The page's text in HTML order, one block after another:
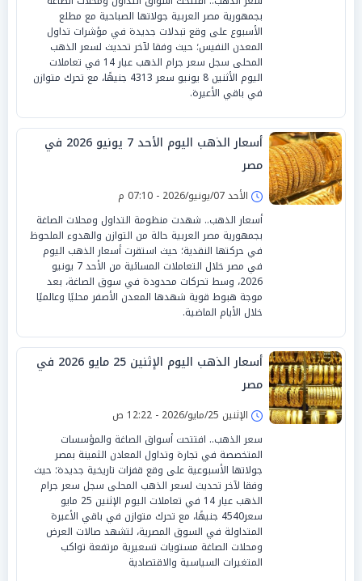
بجمهورية مصر العربية جولاتها الصباحية مع مطلع
الأسبوع على وقع تبدلات جديدة في مؤشرات تداول
المعدن النفيس؛ حيث وفقا لآخر تحديث لسعر الذهب
المحلى سجل سعر جرام الذهب عيار 14 في تعاملات
اليوم الأثنين 8 يونيو سعر 4313 جنيهًا، مع تحرك متوازن
في باقي الأعيرة.
أسعار الذهب اليوم الأحد 7 يونيو 2026 في
مصر
الأحد 07/يونيو/2026 - 07:10 م
أسعار الذهب.. شهدت منظومة التداول ومحلات الصاغة
بجمهورية مصر العربية حالة من التوازن والهدوء الملحوظ
في حركتها النقدية؛ حيث استقرت أسعار الذهب اليوم
في مصر خلال التعاملات المسائية من الأحد 7 يونيو
2026، وسط تحركات محدودة في سوق الصاغة، بعد
موجة هبوط قوية شهدها المعدن الأصفر محليًا وعالميًا
خلال الأيام الماضية.
أسعار الذهب اليوم الإثنين 25 مايو 2026 في
مصر
الإثنين 25/مايو/2026 - 12:22 ص
سعر الذهب.. افتتحت أسواق الصاغة والمؤسسات
المتخصصة في تجارة وتداول المعادن الثمينة بمصر
جولاتها الأسبوعية على وقع قفزات تاريخية جديدة؛ حيث
وفقا لآخر تحديث لسعر الذهب المحلى سجل سعر جرام
الذهب عيار 14 في تعاملات اليوم الإثنين 25 مايو
سعر4540 جنيهًا، مع تحرك متوازن في باقي الأعيرة
المتداولة في السوق المصرية، لتشهد صالات العرض
ومحلات الصاغة مستويات تسعيرية مرتفعة تواكب
المتغيرات السياسية والاقتصادية